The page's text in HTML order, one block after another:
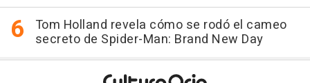
Tom Holland revela cómo se rodó el cameo
secreto de Spider-Man: Brand New Day